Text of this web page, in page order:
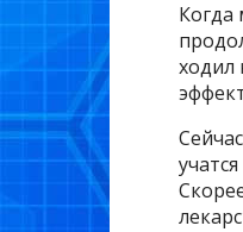
Когда
ходил